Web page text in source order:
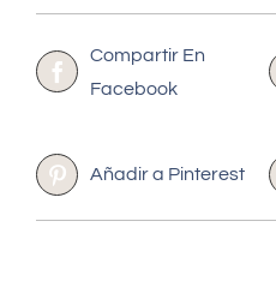
Compartir En
Facebook
Añadir a Pinterest